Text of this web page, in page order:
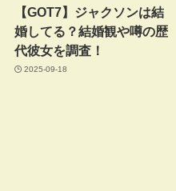
【GOT7】ジャクソンは結
婚してる？結婚観や噂の歴
代彼女を調査！
2025-09-18